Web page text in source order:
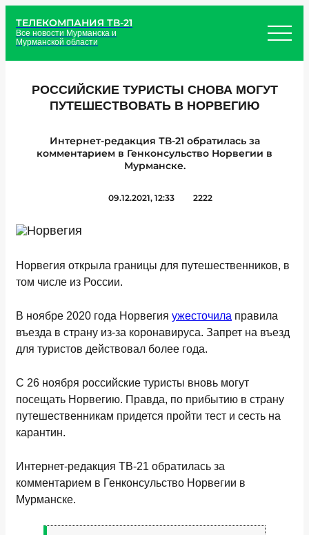
ТЕЛЕКОМПАНИЯ ТВ-21
Все новости Мурманска и
Мурманской области
РОССИЙСКИЕ ТУРИСТЫ СНОВА МОГУТ
ПУТЕШЕСТВОВАТЬ В НОРВЕГИЮ
Интернет-редакция ТВ-21 обратилась за
комментарием в Генконсульство Норвегии в
Мурманске.
09.12.2021, 12:33 2222
Норвегия открыла границы для путешественников, в
том числе из России.
В ноябре 2020 года Норвегия ужесточила правила
въезда в страну из-за коронавируса. Запрет на въезд
для туристов действовал более года.
С 26 ноября российские туристы вновь могут
посещать Норвегию. Правда, по прибытию в страну
путешественникам придется пройти тест и сесть на
карантин.
Интернет-редакция ТВ-21 обратилась за
комментарием в Генконсульство Норвегии в
Мурманске.